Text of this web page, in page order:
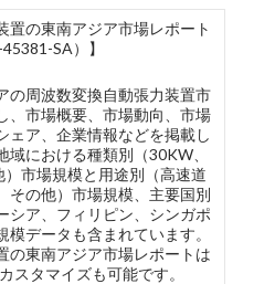
置の東南アジア市場レポート
SA）】
の周波数変換自動張力装置市
、市場概要、市場動向、市場
ェア、企業情報などを掲載し
域における種類別（30KW、
市場規模と用途別（高速道
その他）市場規模、主要国別
シア、フィリピン、シンガポ
データも含まれています。
の東南アジア市場レポートは
スタマイズも可能です。